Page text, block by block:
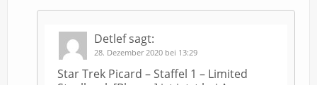
Detlef sagt:
28. Dezember 2020 bei 13:29
Star Trek Picard – Staffel 1 – Limited